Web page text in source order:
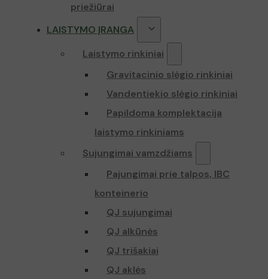
priežiūrai
LAISTYMO ĮRANGA
Laistymo rinkiniai
Gravitacinio slėgio rinkiniai
Vandentiekio slėgio rinkiniai
Papildoma komplektacija
laistymo rinkiniams
Sujungimai vamzdžiams
Pajungimai prie talpos, IBC
konteinerio
QJ sujungimai
QJ alkūnės
QJ trišakiai
QJ aklės